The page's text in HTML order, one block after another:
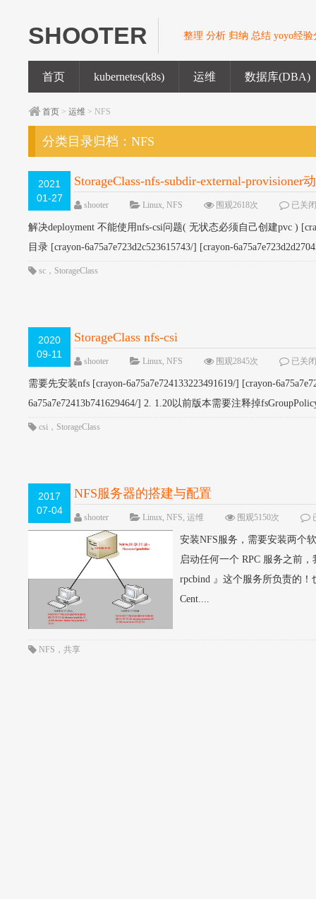
SHOOTER 整理 分析 归纳 总结 yoyo经验
首页 kubernetes(k8s) 运维 数据库(DBA)
首页 >运维 > NFS
分类目录归档：NFS
2021
01-27
StorageClass-nfs-subdir-external-provisioner
shooter Linux,NFS 围观2618次 已关
解决deployment 不能使用nfs-csi问题( 无状态必须自己创建pvc )
目录 [crayon-6a75a7e723d2c523615743/] [crayon-
sc ， StorageClass
2020
09-11
StorageClass nfs-csi
shooter Linux,NFS 围观2845次 已关
需要先安装nfs [crayon-6a75a7e724133223491619/] [crayon-
6a75a7e72413b741629464/] 2. 1.20以前版本需要注释掉
csi ， StorageClass
2017
07-04
NFS服务器的搭建与配置
shooter Linux,NFS,运维 围观5150次
安装NFS服务，需要安装两个
启动任何一个 RPC 服务之前
rpcbind 』这个服务所负责的
Cent....
NFS ，共享